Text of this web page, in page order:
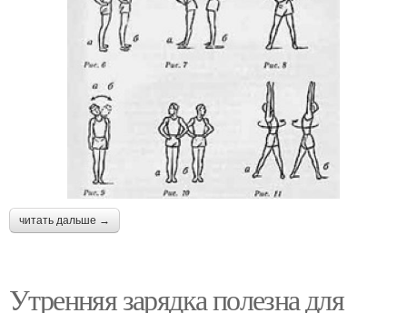
читать дальше →
Утренняя зарядка полезна для